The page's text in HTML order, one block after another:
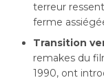
terreur
ferme
Transition
remakes du
1990, ont